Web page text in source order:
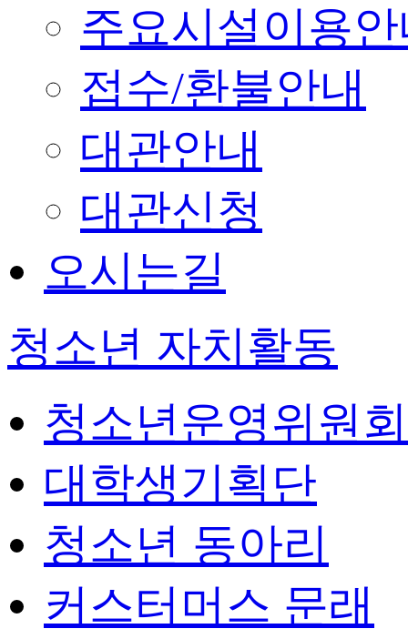
주요시설이용
접수/환불안내
대관안내
대관신청
오시는길
청소년 자치활동
청소년운영위원회
대학생기획단
청소년 동아리
커스터머스 문래